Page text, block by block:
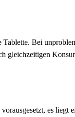
Bei
gleichzeitigen
es liegt